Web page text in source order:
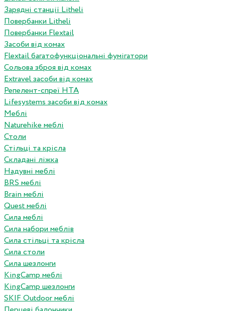
Зарядні станції Litheli
Повербанки Litheli
Повербанки Flextail
Засоби від комах
Flextail багатофункціональні фумігатори
Сольова зброя від комах
Extravel засоби від комах
Репелент-спреї HTA
Lifesystems засоби від комах
Меблі
Naturehike меблі
Столи
Стільці та крісла
Складані ліжка
Надувні меблі
BRS меблі
Brain меблі
Quest меблі
Сила меблі
Сила набори меблів
Сила стільці та крісла
Сила столи
Сила шезлонги
KingCamp меблі
KingCamp шезлонги
SKIF Outdoor меблі